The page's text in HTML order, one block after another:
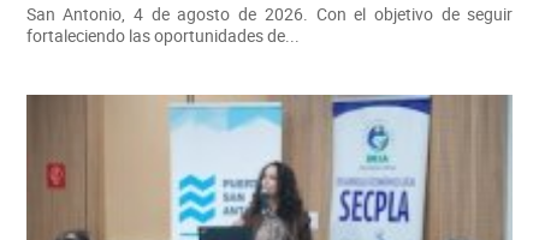
San Antonio, 4 de agosto de 2026. Con el objetivo de seguir
fortaleciendo las oportunidades de...